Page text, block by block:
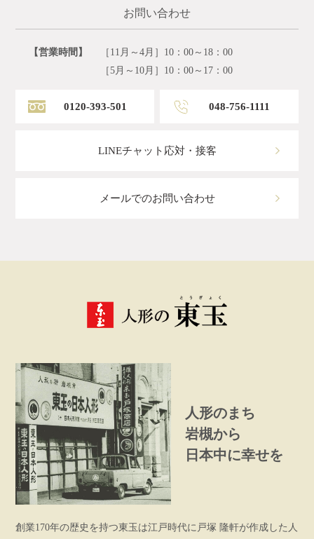
お問い合わせ
【営業時間】
［11月～4月］10：00～18：00
［5月～10月］10：00～17：00
0120-393-501 048-756-1111
LINEチャット応対・接客
メールでのお問い合わせ
人形のまち
岩槻から
日本中に幸せを
創業170年の歴史を持つ東玉は江戸時代に戸塚 隆軒が作成した人